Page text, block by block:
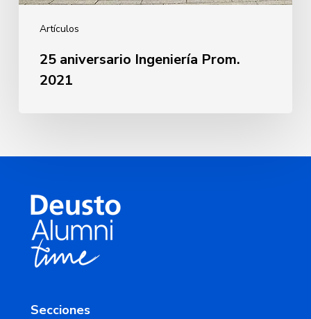
Artículos
25 aniversario Ingeniería Prom.
2021
Secciones